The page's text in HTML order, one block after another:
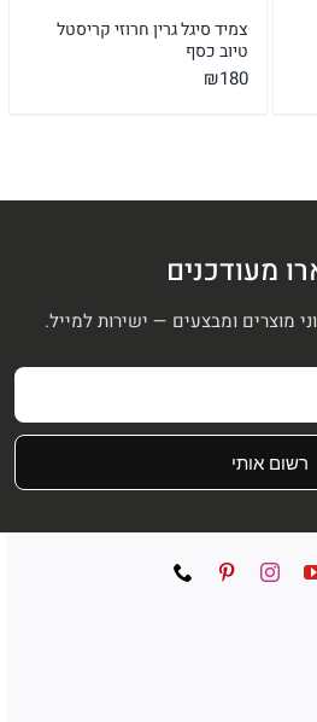
צמיד סיגל גרין חרוזי קריסטל
טיוב כסף
₪180
מעודכנים
מוצרים ומבצעים — ישירות למייל.
רשום אותי